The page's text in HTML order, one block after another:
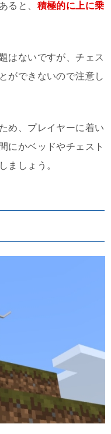
ると、 積極的に上に乗
はないですが、チェス
ができないので注意し
ため、プレイヤーに着い
にかベッドやチェスト
ましょう。